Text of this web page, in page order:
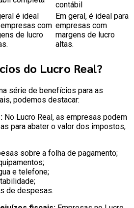
contábil
é ideal
com
de lucro
Em geral, é ideal para
empresas com
margens de lucro
altas.
do Lucro Real?
série de benefícios para as
podemos destacar:
No Lucro Real, as empresas podem
para abater o valor dos impostos,
sobre a folha de pagamento;
e telefone;
de despesas.